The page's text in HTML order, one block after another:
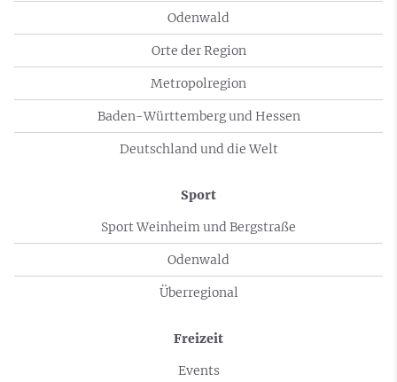
Odenwald
Orte der Region
Metropolregion
Baden-Württemberg und Hessen
Deutschland und die Welt
Sport
Sport Weinheim und Bergstraße
Odenwald
Überregional
Freizeit
Events